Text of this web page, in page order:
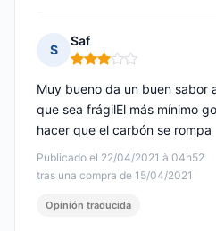
S
Saf
Nota: 3 de 5
Publicado el 22/04/2021 à 04h52
tras una compra de 15/04/2021
Muy bueno da un buen sabor
que sea frágilEl más mínimo
hacer que el carbón se rompa
Opinión traducida